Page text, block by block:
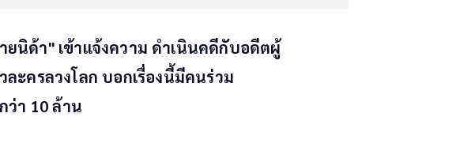
นิด้า" เข้าแจ้งความ ดำเนินคดีกับอดีตผู้
ะครลวงโลก บอกเรื่องนี้มีคนร่วม
ว่า 10 ล้าน